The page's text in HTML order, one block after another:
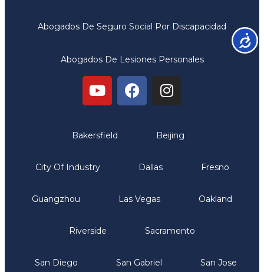
Abogados De Seguro Social Por Discapacidad
Abogados De Lesiones Personales
Bakersfield Beijing
City Of Industry Dallas Fresno
Guangzhou Las Vegas Oakland
Riverside Sacramento
San Diego San Gabriel San Jose